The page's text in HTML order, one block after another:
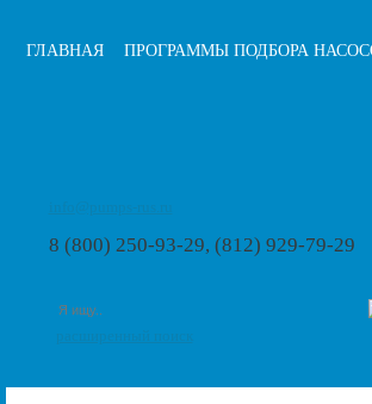
ГЛАВНАЯ ПРОГРАММЫ ПОДБОРА
8 (800) 250-93-29, (812) 929-79-29